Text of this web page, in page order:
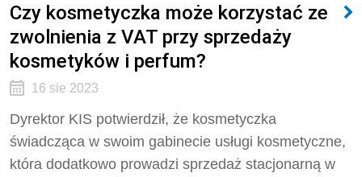
Czy kosmetyczka może korzystać ze
zwolnienia z VAT przy sprzedaży
kosmetyków i perfum?
16 sie 2023
Dyrektor KIS potwierdził, że kosmetyczka
świadcząca w swoim gabinecie usługi kosmetyczne,
która dodatkowo prowadzi sprzedaż stacjonarną w